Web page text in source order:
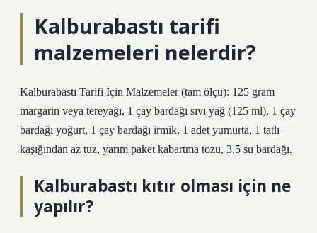
Kalburabastı tarifi
malzemeleri nelerdir?
Kalburabastı Tarifi İçin Malzemeler (tam ölçü): 125 gram
margarin veya tereyağı, 1 çay bardağı sıvı yağ (125 ml), 1 çay
bardağı yoğurt, 1 çay bardağı irmik, 1 adet yumurta, 1 tatlı
kaşığından az tuz, yarım paket kabartma tozu, 3,5 su bardağı.
Kalburabastı kıtır olması için ne
yapılır?